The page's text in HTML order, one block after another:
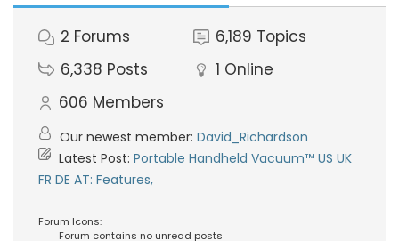
2 Forums 6,189 Topics
6,338 Posts 1 Online
606 Members
Our newest member: David_Richardson
Latest Post: Portable Handheld Vacuum™ US UK
FR DE AT: Features,
Forum Icons:
Forum contains no unread posts